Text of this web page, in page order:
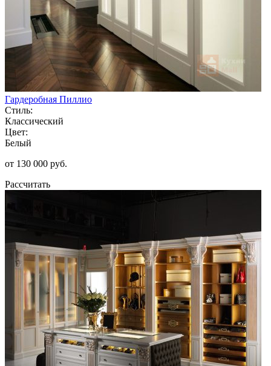
Гардеробная Пиллио
Стиль:
Классический
Цвет:
Белый
от 130 000 руб.
Рассчитать